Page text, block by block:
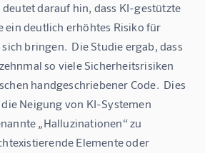
darauf hin, dass KI-gestützte
ein deutlich erhöhtes Risiko für
bringen.  Die Studie ergab, dass
so viele Sicherheitsrisiken
handgeschriebener Code.  Dies
Neigung von KI-Systemen
„Halluzinationen“ zu
Elemente oder